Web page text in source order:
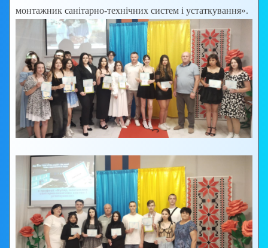
монтажник санітарно-технічних систем і устаткування».